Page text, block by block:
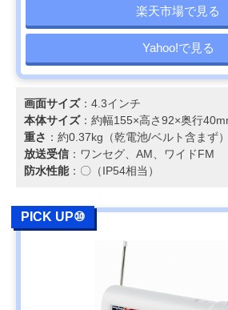
楽天市場で見る
Yahoo!で見る
画面サイズ：4.3インチ
本体サイズ：約幅155×高さ92×奥行
重さ ：約0.37kg（乾電池/ベルト含まず）
放送受信 ：ワンセグ、AM、ワイドFM
防水性能：〇（IP54相当）
PICK UP⑩